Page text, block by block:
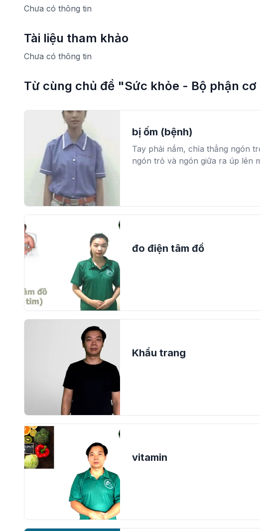
Chưa có thông tin
Tài liệu tham khảo
Chưa có thông tin
Từ cùng chủ đề "Sức khỏe - Bộ phận
bị ốm (bệnh)
Tay phải nắm, chỉa thẳng ngón
ngón trỏ và ngón giữa ra úp lên
đo điện tâm đồ
Khẩu trang
vitamin